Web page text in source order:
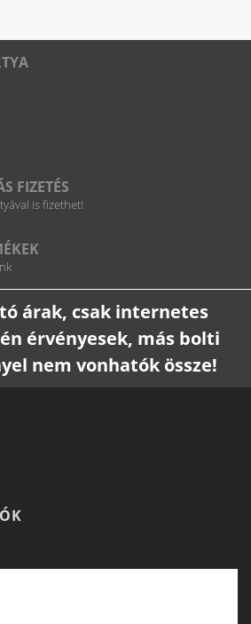
FIZETÉS
is fizethet!
árak, csak internetes
érvényesek, más bolti
nem vonhatók össze!